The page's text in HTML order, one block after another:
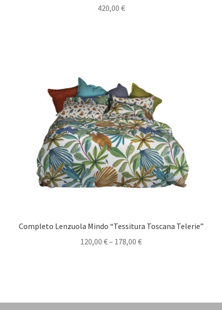
420,00 €
Completo Lenzuola Mindo “Tessitura Toscana Telerie”
120,00 €– 178,00 €